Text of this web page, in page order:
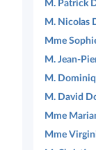
M. Patrick
M. Nicolas
Mme
M. Jean-
M.
M. David
Mme
Mme